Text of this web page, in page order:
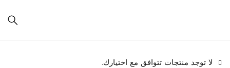
لا توجد منتجات تتوافق مع اختيارك.